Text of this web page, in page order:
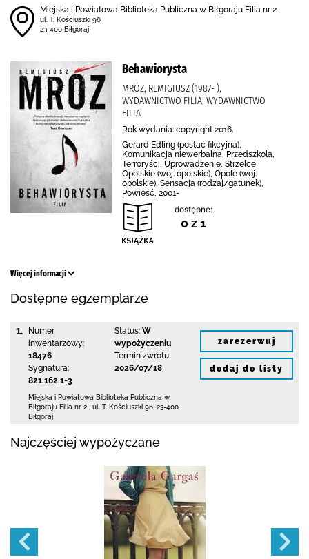
Miejska i Powiatowa Biblioteka Publiczna w Biłgoraju Filia nr 2
ul. T. Kościuszki 96
23-400 Biłgoraj
Behawiorysta
MRÓZ, REMIGIUSZ (1987- ),
WYDAWNICTWO FILIA, WYDAWNICTWO
FILIA
Rok wydania: copyright 2016.
Gerard Edling (postać fikcyjna),
Komunikacja niewerbalna, Przedszkola,
Terroryści, Uprowadzenie, Strzelce
Opolskie (woj. opolskie), Opole (woj.
opolskie), Sensacja (rodzaj/gatunek),
Powieść, 2001-
dostępne:
0 z 1
Więcej informacji
Dostępne egzemplarze
1.
Numer
inwentarzowy:
18476
Sygnatura:
821.162.1-3
Status: W
wypożyczeniu
Termin zwrotu:
2026/07/18
Miejska i Powiatowa Biblioteka Publiczna w
Biłgoraju Filia nr 2
ul. T. Kościuszki 96 23-400
Biłgoraj
zarezerwuj
dodaj do listy
Najczęściej wypożyczane